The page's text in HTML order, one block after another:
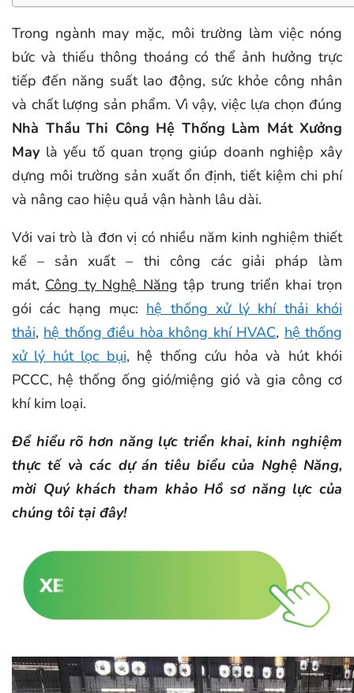
Trong ngành may mặc, môi trường làm việc nóng
bức và thiếu thông thoáng có thể ảnh hưởng trực
tiếp đến năng suất lao động, sức khỏe công nhân
và chất lượng sản phẩm. Vì vậy, việc lựa chọn đúng
Nhà Thầu Thi Công Hệ Thống Làm Mát Xưởng
May là yếu tố quan trọng giúp doanh nghiệp xây
dựng môi trường sản xuất ổn định, tiết kiệm chi phí
và nâng cao hiệu quả vận hành lâu dài.
Với vai trò là đơn vị có nhiều năm kinh nghiệm thiết
kế – sản xuất – thi công các giải pháp làm
mát, Công ty Nghệ Năng tập trung triển khai trọn
gói các hạng mục: hệ thống xử lý khí thải khói
thải, hệ thống điều hòa không khí HVAC, hệ thống
xử lý hút lọc bụi, hệ thống cứu hỏa và hút khói
PCCC, hệ thống ống gió/miệng gió và gia công cơ
khí kim loại.
Để hiểu rõ hơn năng lực triển khai, kinh nghiệm
thực tế và các dự án tiêu biểu của Nghệ Năng,
mời Quý khách tham khảo Hồ sơ năng lực của
chúng tôi tại đây!